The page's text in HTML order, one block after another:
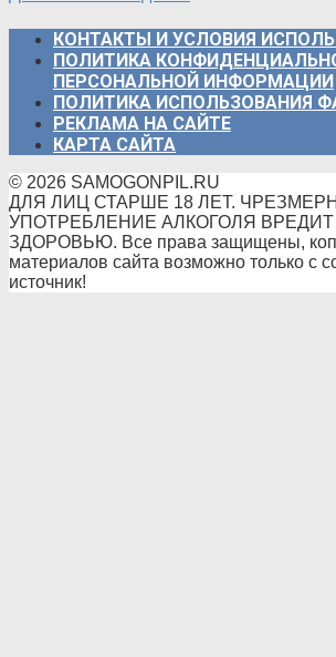
КОНТАКТЫ И УСЛОВИЯ
ПОЛИТИКА
ПЕРСОНАЛЬНОЙ ИНФОРМАЦИИ
ПОЛИТИКА ИСПОЛЬЗОВАНИЯ
РЕКЛАМА НА САЙТЕ
КАРТА САЙТА
© 2026 SAMOGONPIL.RU
ДЛЯ ЛИЦ СТАРШЕ 18 ЛЕТ.
УПОТРЕБЛЕНИЕ АЛКОГОЛЯ
ЗДОРОВЬЮ. Все права защищены,
материалов сайта возможно только с
источник!